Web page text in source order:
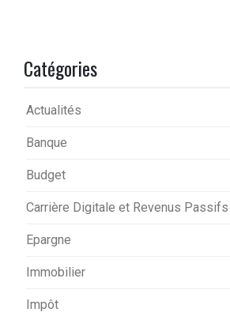
Catégories
Actualités
Banque
Budget
Carrière Digitale et Revenus Passifs
Epargne
Immobilier
Impôt